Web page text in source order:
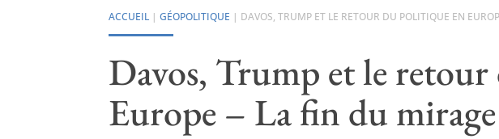
ACCUEIL |GÉOPOLITIQUE | DAVOS, TRUMP ET LE RETOUR DU POLITIQUE EN
Davos, Trump et le
Europe – La fin du